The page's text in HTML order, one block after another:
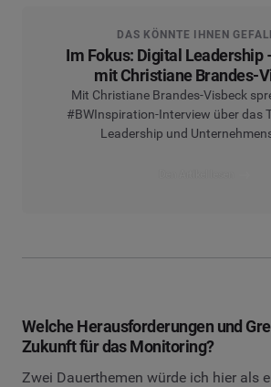
DAS KÖNNTE IHNEN
Im Fokus: Digital Leadership
mit Christiane Brandes-
Mit Christiane Brandes-Visbeck
#BWInspiration-Interview über das
Leadership und
Welche Herausforderungen und
Zukunft für das Monitoring?
Zwei Dauerthemen würde ich hier als